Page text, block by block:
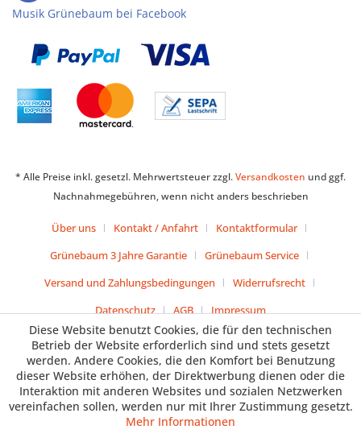
Musik Grünebaum bei Facebook
* Alle Preise inkl. gesetzl. Mehrwertsteuer zzgl.Versandkosten und ggf.
Nachnahmegebühren, wenn nicht anders beschrieben
Über uns Kontakt / Anfahrt
Kontaktformular
Grünebaum 3 Jahre Garantie
Grünebaum Service
Versand und Zahlungsbedingungen
Widerrufsrecht
Datenschutz
AGB Impressum
Diese Website benutzt Cookies, die für den technischen
Betrieb der Website erforderlich sind und stets gesetzt
werden. Andere Cookies, die den Komfort bei Benutzung
dieser Website erhöhen, der Direktwerbung dienen oder die
Interaktion mit anderen Websites und sozialen Netzwerken
vereinfachen sollen, werden nur mit Ihrer Zustimmung gesetzt.
Mehr Informationen